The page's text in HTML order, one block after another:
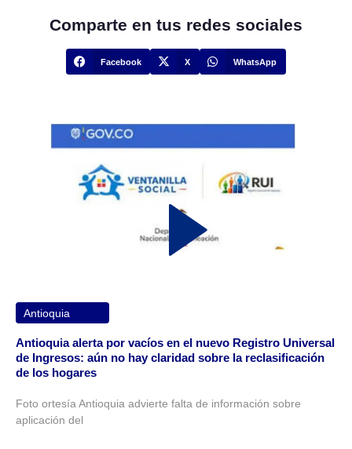
Comparte en tus redes sociales
Facebook X WhatsApp
Antioquia
Antioquia alerta por vacíos en el nuevo Registro Universal
de Ingresos: aún no hay claridad sobre la reclasificación
de los hogares
Foto ortesía Antioquia advierte falta de información sobre
aplicación del